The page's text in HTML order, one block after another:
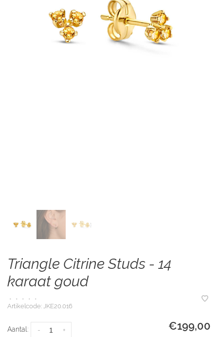
Triangle Citrine Studs - 14
karaat goud
• • • •
•
Artikelcode: JKE20.016
Aantal: +
- €199,00